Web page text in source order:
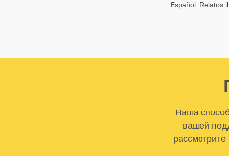
Español: Relatos
Наша
вашей